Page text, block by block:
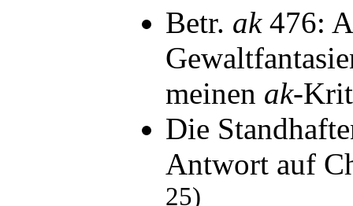
Betr. ak476:
meinen ak-
Die
Antwort auf
25)